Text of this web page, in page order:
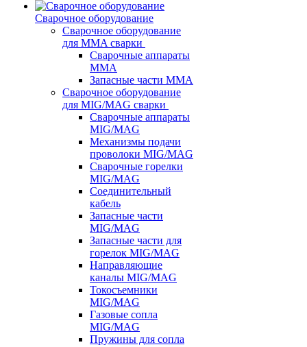
Сварочное оборудование
Сварочное оборудование
для MMA сварки
Сварочные аппараты
MMA
Запасные части MMA
Сварочное оборудование
для MIG/MAG сварки
Сварочные аппараты
MIG/MAG
Механизмы подачи
проволоки MIG/MAG
Сварочные горелки
MIG/MAG
Соединительный
кабель
Запасные части
MIG/MAG
Запасные части для
горелок MIG/MAG
Направляющие
каналы MIG/MAG
Токосъемники
MIG/MAG
Газовые сопла
MIG/MAG
Пружины для сопла